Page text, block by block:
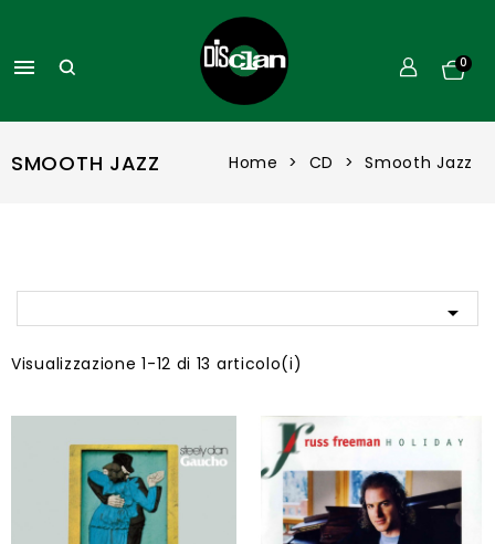
 0
SMOOTH JAZZ Home CD Smooth Jazz

Visualizzazione 1-12 di 13 articolo(i)